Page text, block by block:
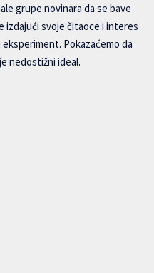
grupe novinara da se bave
izdajući svoje čitaoce i interes
Pokazaćemo da
nedostižni ideal.